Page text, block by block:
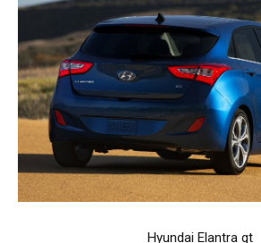
Hyundai Elantra gt